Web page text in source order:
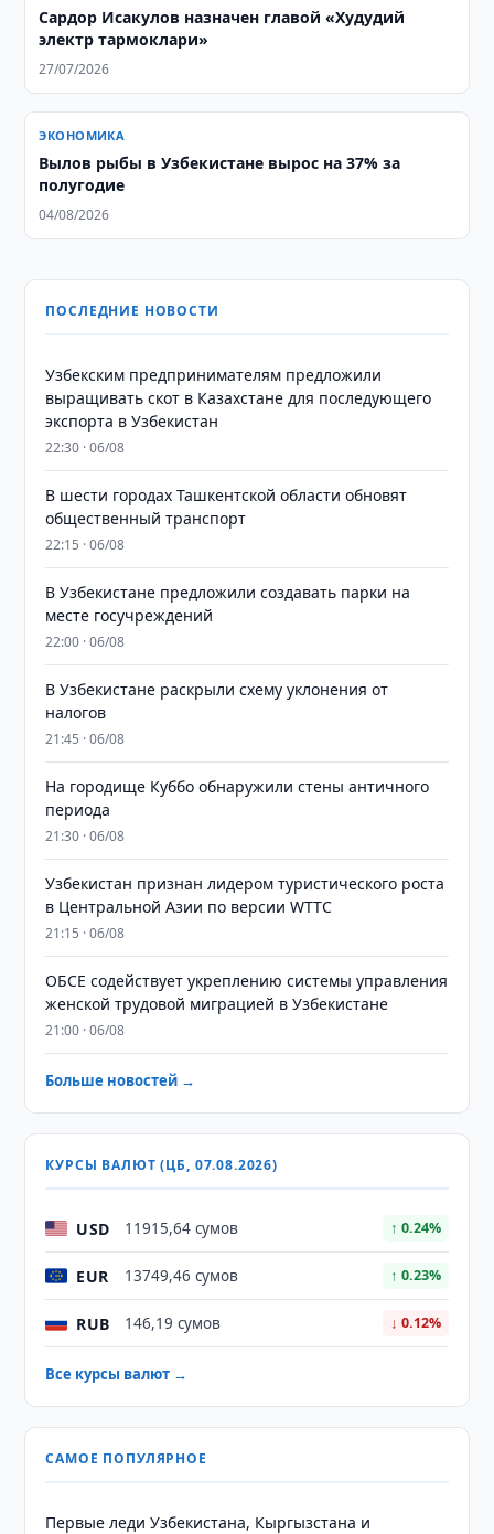
Сардор Исакулов назначен главой «Худудий
электр тармоклари»
27/07/2026
ЭКОНОМИКА
Вылов рыбы в Узбекистане вырос на 37% за
полугодие
04/08/2026
ПОСЛЕДНИЕ НОВОСТИ
Узбекским предпринимателям предложили
выращивать скот в Казахстане для последующего
экспорта в Узбекистан
22:30 · 06/08
В шести городах Ташкентской области обновят
общественный транспорт
22:15 · 06/08
В Узбекистане предложили создавать парки на
месте госучреждений
22:00 · 06/08
В Узбекистане раскрыли схему уклонения от
налогов
21:45 · 06/08
На городище Куббо обнаружили стены античного
периода
21:30 · 06/08
Узбекистан признан лидером туристического роста
в Центральной Азии по версии WTTC
21:15 · 06/08
ОБСЕ содействует укреплению системы управления
женской трудовой миграцией в Узбекистане
21:00 · 06/08
Больше новостей →
КУРСЫ ВАЛЮТ (ЦБ, 07.08.2026)
USD 11915,64 сумов ↑ 0.24%
EUR 13749,46 сумов ↑ 0.23%
RUB 146,19 сумов ↓ 0.12%
Все курсы валют →
САМОЕ ПОПУЛЯРНОЕ
Первые леди Узбекистана, Кыргызстана и